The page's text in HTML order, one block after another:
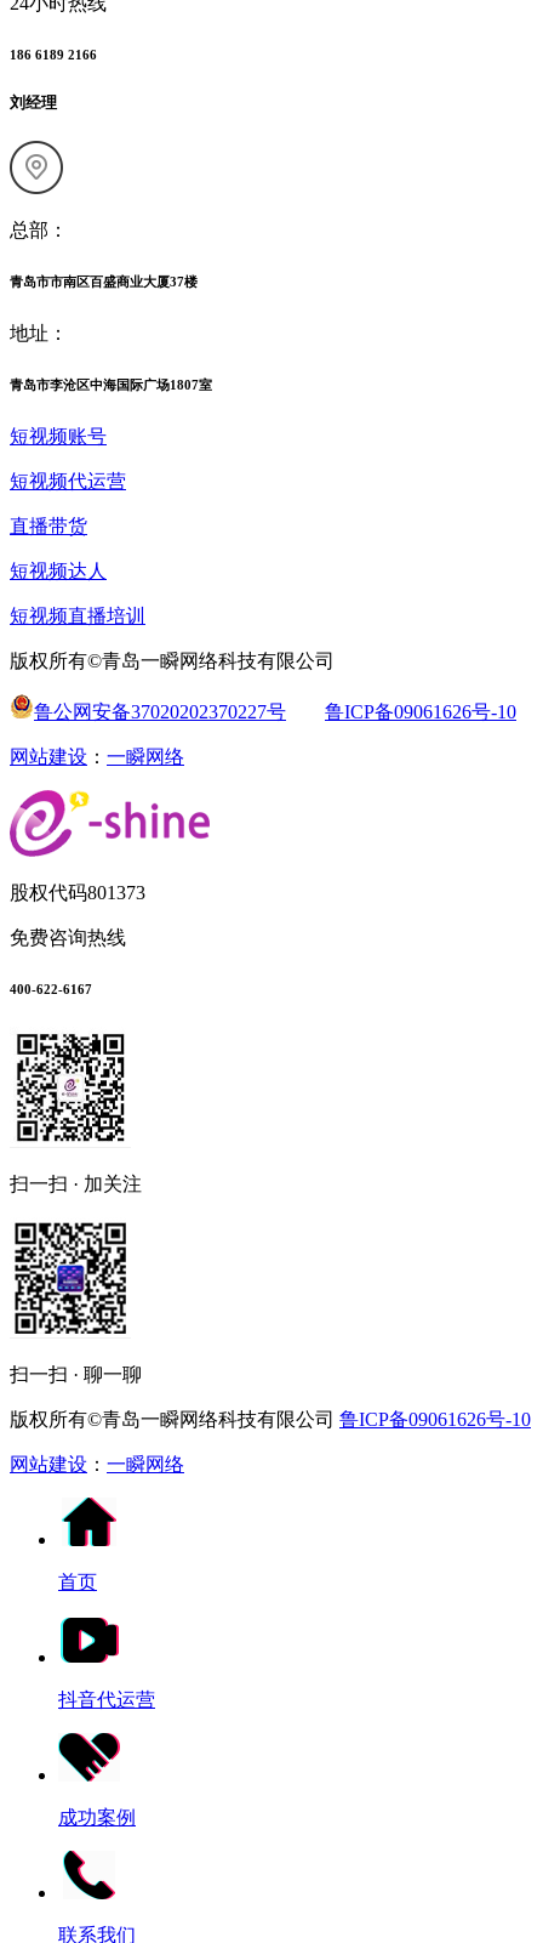
186 6189 2166
刘经理
总部：
青岛市市南区百盛商业大厦37楼
地址：
青岛市李沧区中海国际广场1807室
短视频账号
短视频代运营
直播带货
短视频达人
短视频直播培训
版权所有©青岛一瞬网络科技有限公司
鲁公网安备37020202370227号 鲁ICP备09061626号-10
网站建设 ： 一瞬网络
股权代码801373
免费咨询热线
400-622-6167
扫一扫 · 加关注
扫一扫 · 聊一聊
版权所有©青岛一瞬网络科技有限公司 鲁ICP备09061626号-10
网站建设 ： 一瞬网络
首页
抖音代运营
成功案例
联系我们